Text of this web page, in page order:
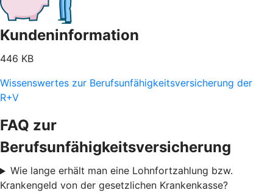
Kundeninformation
446 KB
Wissenswertes zur Berufsunfähigkeitsversicherung der
R+V
FAQ zur
Berufsunfähigkeitsversicherung
Wie lange erhält man eine Lohnfortzahlung bzw.
Krankengeld von der gesetzlichen Krankenkasse?